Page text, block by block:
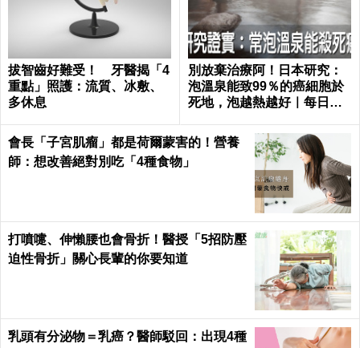
拔智齒好難受！ 牙醫揭「4
重點」照護：流質、冰敷、
多休息
別放棄治療阿！日本研究：
泡溫泉能致99％的癌細胞於
死地，泡越熱越好｜每日健
會長「子宮肌瘤」都是荷爾蒙害的！營養
師：想改善絕對別吃「4種食物」
打噴嚏、伸懶腰也會骨折！醫授「5招防壓
迫性骨折」關心長輩的你要知道
乳頭有分泌物＝乳癌？醫師駁回：出現4種